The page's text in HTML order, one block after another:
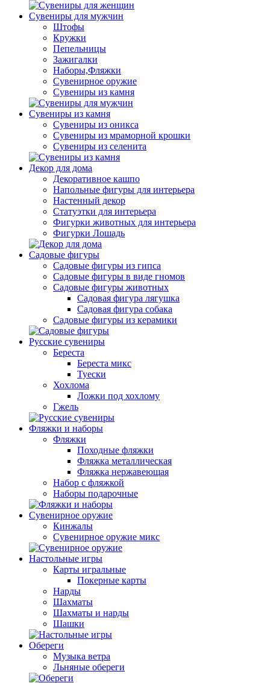
Сувениры для мужчин
Штофы
Кружки
Пепельницы
Зажигалки
Наборы,Фляжки
Сувенирное оружие
Сувениры из камня
Сувениры из камня
Сувениры из оникса
Сувениры из мраморной крошки
Сувениры из селенита
Декор для дома
Декоративное кашпо
Напольные фигуры для интерьера
Настенный декор
Статуэтки для интерьера
Фигурки животных для интерьера
Фигурки Лошадь
Садовые фигуры
Садовые фигуры из гипса
Садовые фигуры в виде гномов
Садовые фигуры животных
Садовая фигура лягушка
Садовая фигура собака
Садовые фигуры из керамики
Русские сувениры
Береста
Береста микс
Туески
Хохлома
Ложки под хохлому
Гжель
Фляжки и наборы
Фляжки
Походные фляжки
Фляжка металлическая
Фляжка нержавеющая
Набор с фляжкой
Наборы подарочные
Сувенирное оружие
Кинжалы
Сувенирное оружие микс
Настольные игры
Карты игральные
Покерные карты
Нарды
Шахматы
Шахматы и нарды
Шашки
Обереги
Музыка ветра
Льняные обереги